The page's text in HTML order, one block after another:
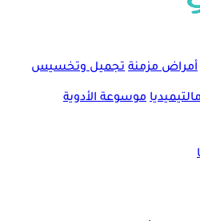
أمراض مزمنة تجميل وتخسيس
موسوعة الأدوية